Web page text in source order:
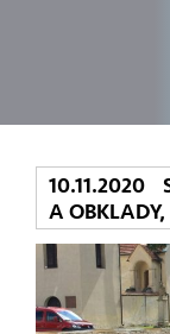
10.11.2020
A